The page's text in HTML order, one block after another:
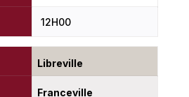
12H00
Libreville
Franceville